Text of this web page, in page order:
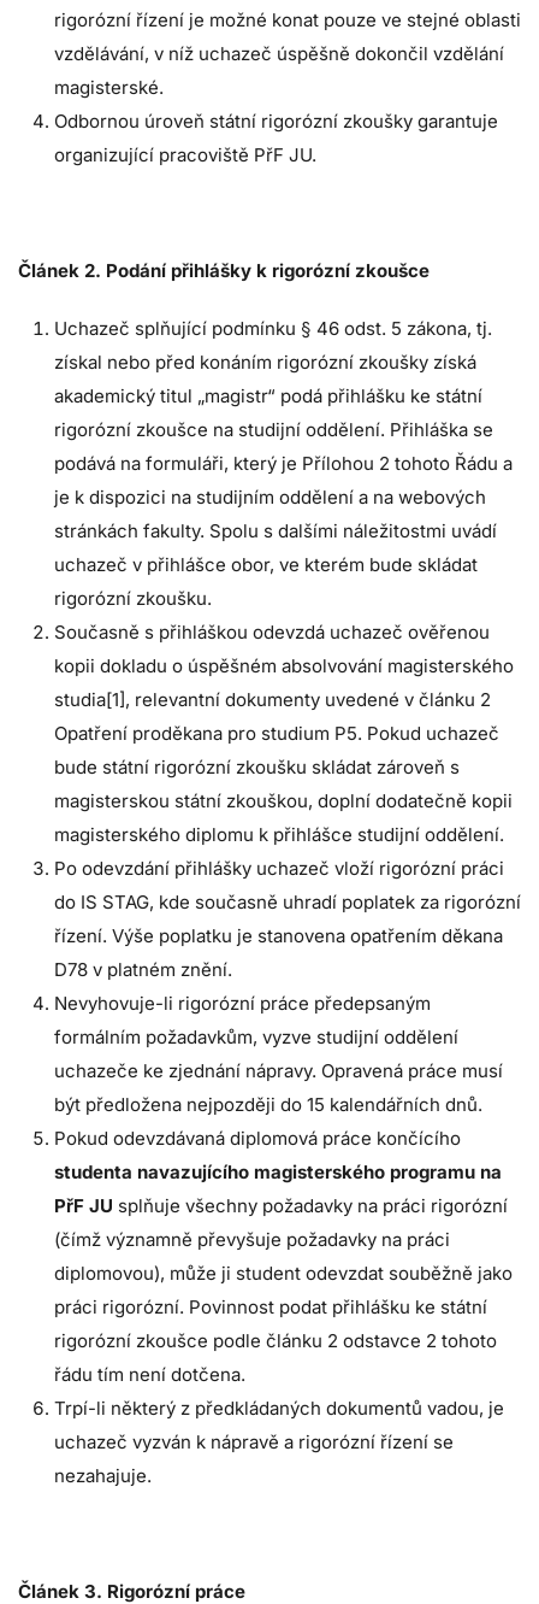
rigorózní řízení je možné konat pouze ve stejné oblasti
vzdělávání, v níž uchazeč úspěšně dokončil vzdělání
magisterské.
Odbornou úroveň státní rigorózní zkoušky garantuje
organizující pracoviště PřF JU.
Článek 2. Podání přihlášky k rigorózní zkoušce
Uchazeč splňující podmínku § 46 odst. 5 zákona, tj.
získal nebo před konáním rigorózní zkoušky získá
akademický titul „magistr“ podá přihlášku ke státní
rigorózní zkoušce na studijní oddělení. Přihláška se
podává na formuláři, který je Přílohou 2 tohoto Řádu a
je k dispozici na studijním oddělení a na webových
stránkách fakulty. Spolu s dalšími náležitostmi uvádí
uchazeč v přihlášce obor, ve kterém bude skládat
rigorózní zkoušku.
Současně s přihláškou odevzdá uchazeč ověřenou
kopii dokladu o úspěšném absolvování magisterského
studia[1], relevantní dokumenty uvedené v článku 2
Opatření proděkana pro studium P5. Pokud uchazeč
bude státní rigorózní zkoušku skládat zároveň s
magisterskou státní zkouškou, doplní dodatečně kopii
magisterského diplomu k přihlášce studijní oddělení.
Po odevzdání přihlášky uchazeč vloží rigorózní práci
do IS STAG, kde současně uhradí poplatek za rigorózní
řízení. Výše poplatku je stanovena opatřením děkana
D78 v platném znění.
Nevyhovuje-li rigorózní práce předepsaným
formálním požadavkům, vyzve studijní oddělení
uchazeče ke zjednání nápravy. Opravená práce musí
být předložena nejpozději do 15 kalendářních dnů.
Pokud odevzdávaná diplomová práce končícího
studenta navazujícího magisterského programu na
PřF JU splňuje všechny požadavky na práci rigorózní
(čímž významně převyšuje požadavky na práci
diplomovou), může ji student odevzdat souběžně jako
práci rigorózní. Povinnost podat přihlášku ke státní
rigorózní zkoušce podle článku 2 odstavce 2 tohoto
řádu tím není dotčena.
Trpí-li některý z předkládaných dokumentů vadou, je
uchazeč vyzván k nápravě a rigorózní řízení se
nezahajuje.
Článek 3. Rigorózní práce